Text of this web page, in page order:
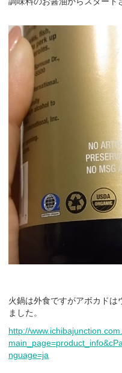
火鍋は外食ですがアボカドは
ました。
http://
nguage=ja